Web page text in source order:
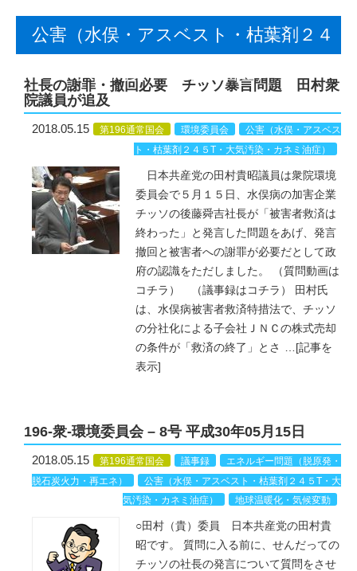
公害（水俣・アスベスト・枯葉剤２４
５T・大気汚染・カネミ油症）
社長の謝罪・撤回必要 チッソ暴言問題 田村衆
院議員が追及
2018.05.15 第196通常国会 環境委員会
公害（水俣・アスベス
ト・枯葉剤２４５T・大気汚染・カネミ油症）
日本共産党の田村貴昭議員は衆院環境
委員会で５月１５日、水俣病の加害企業
チッソの後藤舜吉社長が「被害者救済は
終わった」と発言した問題をあげ、発言
撤回と被害者への謝罪が必要だとして政
府の認識をただしました。 （質問動画は
コチラ） （議事録はコチラ） 田村氏
は、水俣病被害者救済特措法で、チッソ
の分社化による子会社ＪＮＣの株式売却
の条件が「救済の終了」とさ
… [記事を
表示]
196-衆-環境委員会 – 8号 平成30年05月15日
2018.05.15 第196通常国会 議事録
エネルギー問題（脱原発・
脱石炭火力・再エネ）
公害（水俣・アスベスト・枯葉剤２４５T・大
気汚染・カネミ油症）
地球温暖化・気候変動
○田村（貴）委員 日本共産党の田村貴
昭です。 質問に入る前に、せんだっての
チッソの社長の発言について質問をさせ